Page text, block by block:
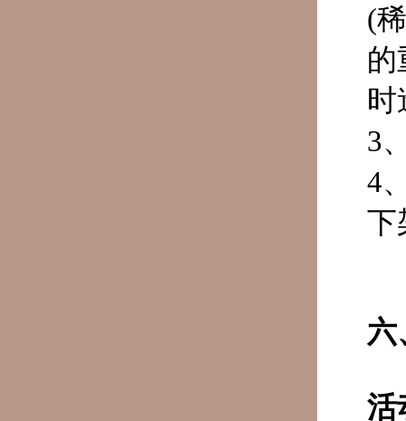
(
的
时
3
4
下
六
活